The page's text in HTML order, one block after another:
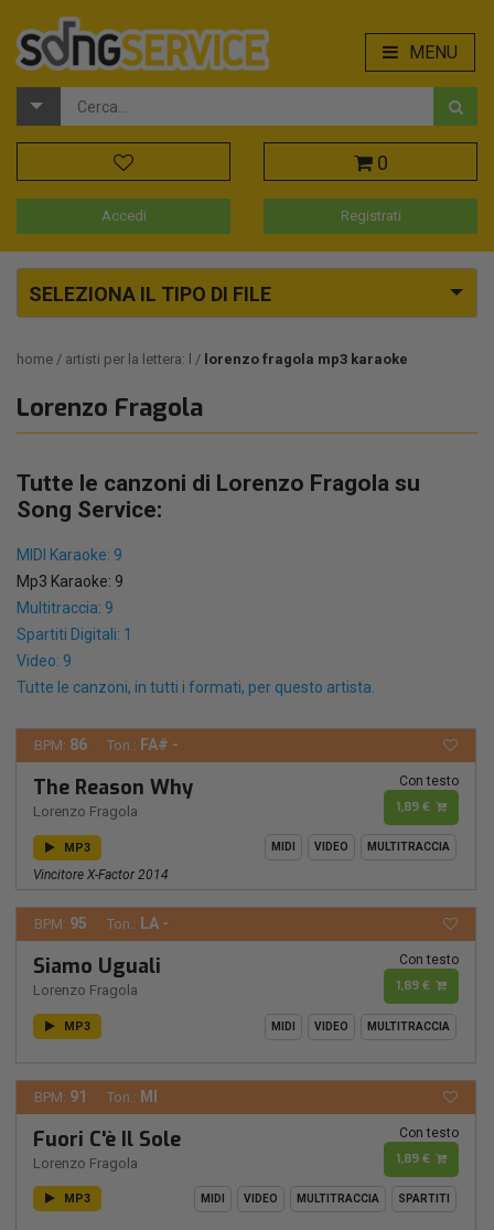
MENU
0
Accedi Registrati
SELEZIONA IL TIPO DI FILE
home artisti per la lettera: l lorenzo fragola mp3 karaoke
Lorenzo Fragola
Tutte le canzoni di Lorenzo Fragola su
Song Service:
MIDI Karaoke: 9
Mp3 Karaoke: 9
Multitraccia: 9
Spartiti Digitali: 1
Video: 9
Tutte le canzoni, in tutti i formati, per questo artista.
BPM: 86 Ton.: FA# -
The Reason Why
Lorenzo Fragola
Con testo
1,89 €
MP3 MIDI VIDEO MULTITRACCIA
Vincitore X-Factor 2014
BPM: 95 Ton.: LA -
Siamo Uguali
Lorenzo Fragola
Con testo
1,89 €
MP3 MIDI VIDEO MULTITRACCIA
BPM: 91 Ton.: MI
Fuori C'è Il Sole
Lorenzo Fragola
Con testo
1,89 €
MP3 MIDI VIDEO MULTITRACCIA SPARTITI